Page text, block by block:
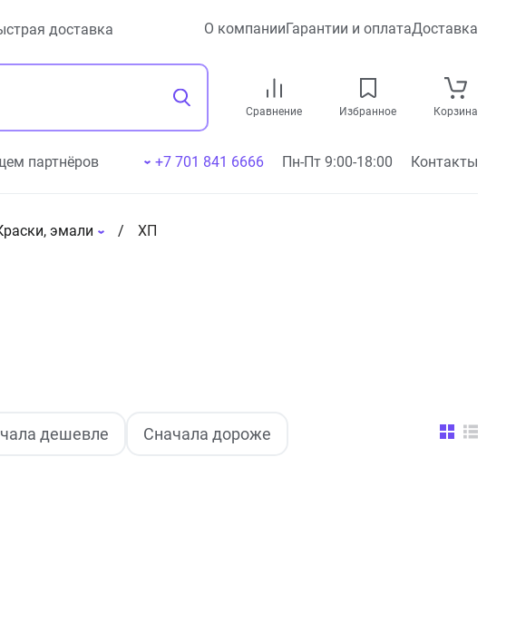
доставка О компанииГарантии и оплатаДоставка
Сравнение Избранное Корзина
партнёров +7 701 841 6666 Пн-Пт 9:00-18:00 Контакты
эмали ХП
дешевле Сначала дороже